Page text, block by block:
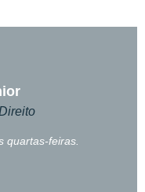
quartas-feiras.